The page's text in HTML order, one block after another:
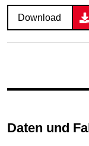
Download
Daten und